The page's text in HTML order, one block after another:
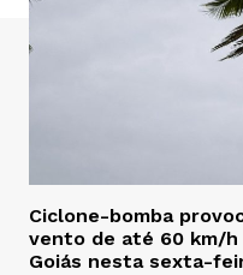
Ciclone-bomba
vento de até 60 km/h
Goiás nesta sexta-